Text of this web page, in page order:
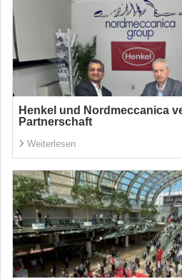
Henkel und Nordmeccanica
Partnerschaft
Weiterlesen